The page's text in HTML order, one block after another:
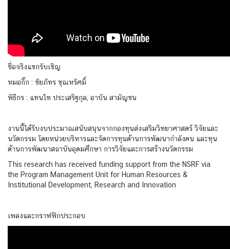
ชื่อจริงแขกรับเชิญ
หมอกิ๊ก : ชัยภัทร ชุณหรัศมิ์
พิธีกร : แทนไท ประเสริฐกุล, อาบัน สามัญชน
งานนี้ได้รับงบประมาณสนับสนุนจากกองทุนส่งเสริมวิทยาศาสตร์ วิจัยและ
นวัตกรรม โดยหน่วยบริหารและจัดการทุนด้านการพัฒนากำลังคน และทุน
ด้านการพัฒนาสถาบันอุดมศึกษา การวิจัยและการสร้างนวัตกรรม
This research has received funding support from the NSRF via
the Program Management Unit for Human Resources &
Institutional Development, Research and Innovation
เพลงและกราฟฟิกประกอบ